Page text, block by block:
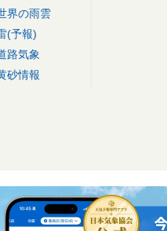
界の雨雲
(予報)
路気象
砂情報